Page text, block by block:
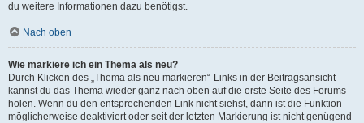
du weitere Informationen dazu benötigst.
Nach oben
Wie markiere ich ein Thema als neu?
Durch Klicken des „Thema als neu markieren“-Links in der Beitragsansicht
kannst du das Thema wieder ganz nach oben auf die erste Seite des Forums
holen. Wenn du den entsprechenden Link nicht siehst, dann ist die Funktion
möglicherweise deaktiviert oder seit der letzten Markierung ist nicht genügend